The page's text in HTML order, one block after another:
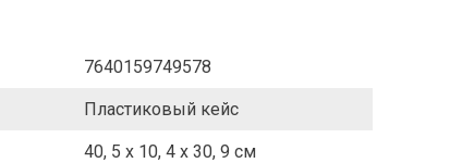
7640159749578
Пластиковый кейс
40, 5 x 10, 4 x 30, 9 см